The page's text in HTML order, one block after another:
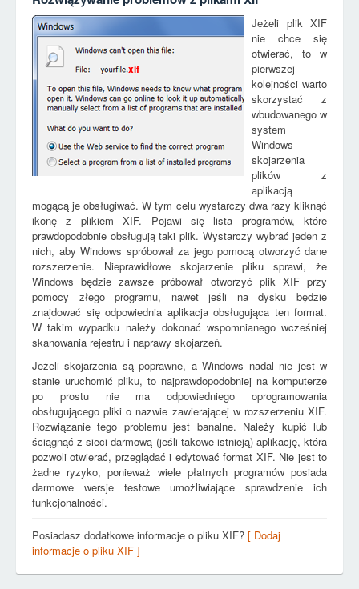
xif
Jeżeli plik XIF
nie chce się
otwierać, to w
pierwszej
kolejności warto
skorzystać z
wbudowanego w
system
Windows
skojarzenia
plików z
aplikacją
mogącą je obsługiwać. W tym celu wystarczy dwa razy kliknąć
ikonę z plikiem XIF. Pojawi się lista programów, które
prawdopodobnie obsługują taki plik. Wystarczy wybrać jeden z
nich, aby Windows spróbował za jego pomocą otworzyć dane
rozszerzenie. Nieprawidłowe skojarzenie pliku sprawi, że
Windows będzie zawsze próbował otworzyć plik XIF przy
pomocy złego programu, nawet jeśli na dysku będzie
znajdować się odpowiednia aplikacja obsługująca ten format.
W takim wypadku należy dokonać wspomnianego wcześniej
skanowania rejestru i naprawy skojarzeń.
Jeżeli skojarzenia są poprawne, a Windows nadal nie jest w
stanie uruchomić pliku, to najprawdopodobniej na komputerze
po prostu nie ma odpowiedniego oprogramowania
obsługującego pliki o nazwie zawierającej w rozszerzeniu XIF.
Rozwiązanie tego problemu jest banalne. Należy kupić lub
ściągnąć z sieci darmową (jeśli takowe istnieją) aplikację, która
pozwoli otwierać, przeglądać i edytować format XIF. Nie jest to
żadne ryzyko, ponieważ wiele płatnych programów posiada
darmowe wersje testowe umożliwiające sprawdzenie ich
funkcjonalności.
Posiadasz dodatkowe informacje o pliku XIF? [ Dodaj
informacje o pliku XIF ]